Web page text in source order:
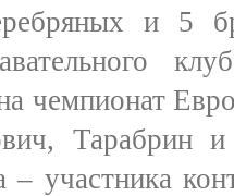
и 5
чемпионат
– участника